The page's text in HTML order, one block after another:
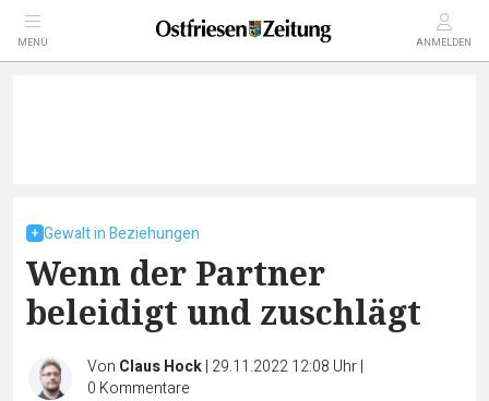
MENÜ ANMELDEN
Gewalt in Beziehungen
Wenn der Partner
beleidigt und zuschlägt
Von Claus Hock| 29.11.2022 12:08 Uhr|
0 Kommentare